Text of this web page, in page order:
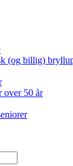
(og billig)
over 50 år